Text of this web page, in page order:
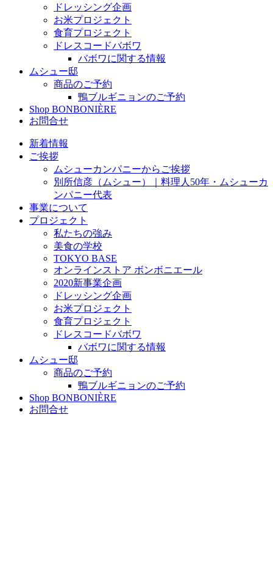
ドレッシング企画
お米プロジェクト
食育プロジェクト
ドレスコードバボワ
バボワに関する情報
ムシュー邸
商品のご予約
鴨ブルギニョンのご予約
Shop BONBONIÈRE
お問合せ
新着情報
ご挨拶
ムシューカンパニーからご挨拶
別所信彦（ムシュー）｜料理人50年・ムシューカ
ンパニー代表
事業について
プロジェクト
私たちの強み
美食の学校
TOKYO BASE
オンラインストア ボンボニエール
2020新事業企画
ドレッシング企画
お米プロジェクト
食育プロジェクト
ドレスコードバボワ
バボワに関する情報
ムシュー邸
商品のご予約
鴨ブルギニョンのご予約
Shop BONBONIÈRE
お問合せ